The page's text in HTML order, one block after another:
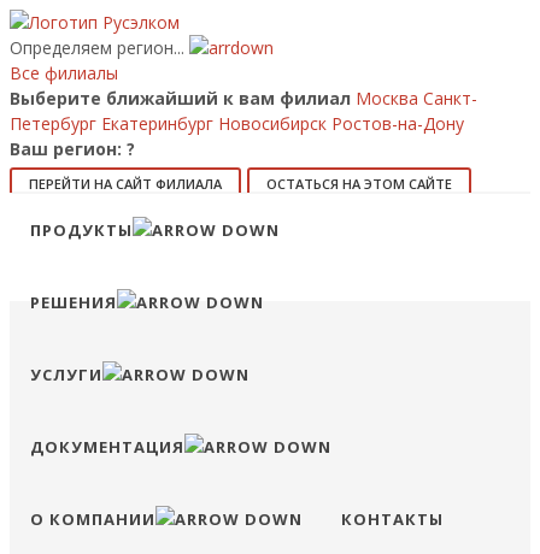
Определяем регион...
Все филиалы
Выберите ближайший к вам филиал Москва Санкт-
Петербург Екатеринбург Новосибирск Ростов-на-Дону
Ваш регион: ?
ПЕРЕЙТИ НА САЙТ ФИЛИАЛА ОСТАТЬСЯ НА ЭТОМ САЙТЕ
Позвонить
Сравнение
ПРОДУКТЫ
РЕШЕНИЯ
УСЛУГИ
ДОКУМЕНТАЦИЯ
О КОМПАНИИ КОНТАКТЫ